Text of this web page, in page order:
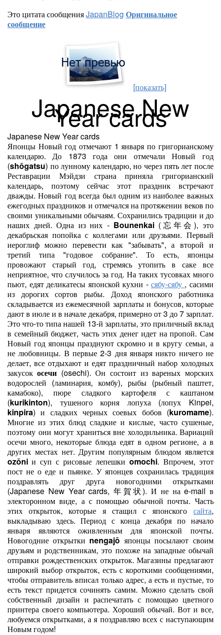
Это цитата сообщенияJapanBlog Оригинальное
сообщение
[показать]
Japanese New
Year cards
Japanese New Year cards
Японцы Новый год отмечают 1 января по григорианскому
календарю. До 1873 года они отмечали Новый год
(shōgatsu) по лунному календарю, но через пять лет после
Реставрации Мэйдзи страна приняла григорианский
календарь, поэтому сейчас этот праздник встречают
дважды. Новый год всегда был одним из наиболее важных
ежегодных праздников и отмечался на протяжении веков по
своими уникальными обычаям. Сохранились традиции и до
наших дней. Одна из них - Bounenkai
декабрьская попойка с коллегами или друзьями. Первый
иероглиф можно перевести как "забывать", а второй и
третий типа "годовое собрание". То есть, японцы
провожают старый год, стремясь утопить в саке все
неприятное, что случилось за год. На таких тусовках много
пьют, едят деликатесы японской кухни - сябу-сябу , сасими
из дорогих сортов рыбы. Доход японского работника
складывается из ежемесячной зарплаты и бонусов, которые
дают в июле и в начале декабря, примерно от 3 до 7 зарплат.
Это что-то типа нашей 13-й зарплаты, это приличный вклад
в семейный бюджет, часть этих денег идет на пропой. Сам
Новый год японцы празднуют скромно и в кругу семьи, а
не любовницы. В первые 2-3 дня января никто ничего не
делает, все отдыхают и едят праздничный набор холодных
закусок осечи (osechi). Он состоит из вареных морских
водорослей (ламинария, комбу), рыбы (рыбный паштет,
камабоко), пюре сладкого картофеля с каштаном
(kurikinton), тушеного корня лопуха (лопух Kinpei,
kinpira) и сладких черных соевых бобов (kuromame).
Многие из этих блюд сладкие и кислые, часто сушеные,
поэтому они могут храниться вне холодильника. Вариаций
осечи много, некоторые блюда едят в одном регионе, а в
других местах нет. Другим популярным блюдом является
ozōni
и суп с рисовые лепешки omochi. Впрочем, этот
пост не о еде и пьянке. У японцев сохранилась традиция
поздравлять друг друга новогодними открытками
(Japanese New Year cards, 年賀状). И не на e-mail в
электоронном виде, а с помощью обычной почты. Часть
этих открыток, которые я стащил с японского сайта,
выкладываю здесь. Период с конца декабря по начало
января являются оживленным для японской почты.
Новогодние открытки nengajō японцы посылают своим
друзьям и родственникам, это похоже на западные обычай
отправки рождественских открыток. Магазины предлагают
широкий выбор открыток, есть с короткими сообщениями,
чтобы отправитель вписал только адрес, а есть и пустые, то
есть текст придется сочинять самим. Можно сделать свой
собственный дизайн и распечатать с помощью цветного
принтера своего компьютера. Хороший обычай. Вот и все,
любуемся открытками, а я поздравляю всех с наступающим
Новым годом!